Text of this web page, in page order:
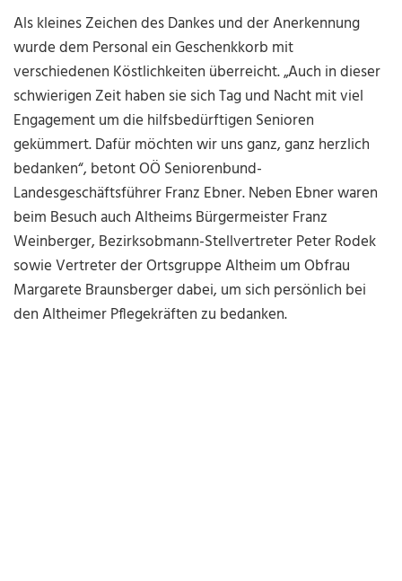
Als kleines Zeichen des Dankes und der Anerkennung
wurde dem Personal ein Geschenkkorb mit
verschiedenen Köstlichkeiten überreicht. „Auch in dieser
schwierigen Zeit haben sie sich Tag und Nacht mit viel
Engagement um die hilfsbedürftigen Senioren
gekümmert. Dafür möchten wir uns ganz, ganz herzlich
bedanken“, betont OÖ Seniorenbund-
Landesgeschäftsführer Franz Ebner. Neben Ebner waren
beim Besuch auch Altheims Bürgermeister Franz
Weinberger, Bezirksobmann-Stellvertreter Peter Rodek
sowie Vertreter der Ortsgruppe Altheim um Obfrau
Margarete Braunsberger dabei, um sich persönlich bei
den Altheimer Pflegekräften zu bedanken.